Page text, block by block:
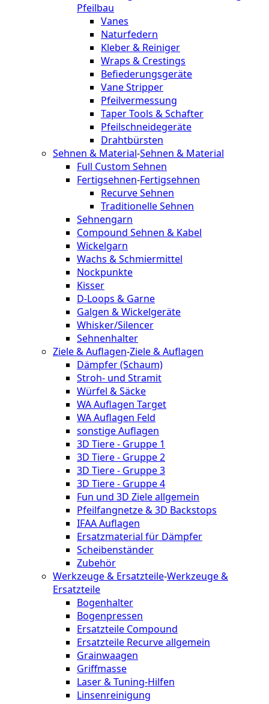
Pfeilbau
Vanes
Naturfedern
Kleber & Reiniger
Wraps & Crestings
Befiederungsgeräte
Vane Stripper
Pfeilvermessung
Taper Tools & Schafter
Pfeilschneidegeräte
Drahtbürsten
Sehnen & Material-Sehnen & Material
Full Custom Sehnen
Fertigsehnen-Fertigsehnen
Recurve Sehnen
Traditionelle Sehnen
Sehnengarn
Compound Sehnen & Kabel
Wickelgarn
Wachs & Schmiermittel
Nockpunkte
Kisser
D-Loops & Garne
Galgen & Wickelgeräte
Whisker/Silencer
Sehnenhalter
Ziele & Auflagen-Ziele & Auflagen
Dämpfer (Schaum)
Stroh- und Stramit
Würfel & Säcke
WA Auflagen Target
WA Auflagen Feld
sonstige Auflagen
3D Tiere - Gruppe 1
3D Tiere - Gruppe 2
3D Tiere - Gruppe 3
3D Tiere - Gruppe 4
Fun und 3D Ziele allgemein
Pfeilfangnetze & 3D Backstops
IFAA Auflagen
Ersatzmaterial für Dämpfer
Scheibenständer
Zubehör
Werkzeuge & Ersatzteile-Werkzeuge &
Ersatzteile
Bogenhalter
Bogenpressen
Ersatzteile Compound
Ersatzteile Recurve allgemein
Grainwaagen
Griffmasse
Laser & Tuning-Hilfen
Linsenreinigung